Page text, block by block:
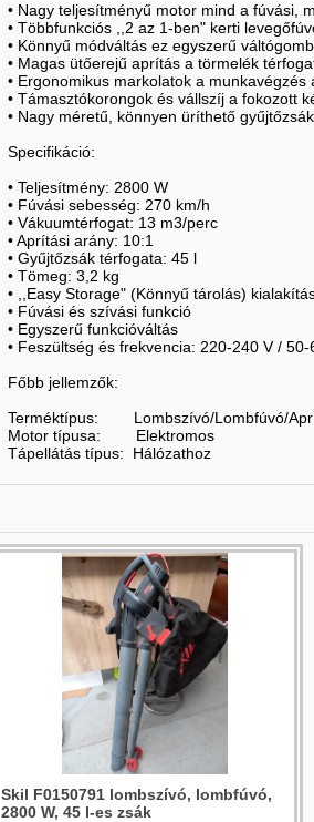
• Nagy teljesítményű motor mind a fúvási,
• Többfunkciós ,,2 az 1-ben" kerti
• Könnyű módváltás ez egyszerű
• Magas ütőerejű aprítás a törmelék
• Ergonomikus markolatok a
• Támasztókorongok és vállszíj a fokozott
• Nagy méretű, könnyen üríthető gyűjtőzsák
Specifikáció:
• Teljesítmény: 2800 W
• Fúvási sebesség: 270 km/h
• Vákuumtérfogat: 13 m3/perc
• Aprítási arány: 10:1
• Gyűjtőzsák térfogata: 45 l
• Tömeg: 3,2 kg
• ,,Easy Storage" (Könnyű tárolás)
• Fúvási és szívási funkció
• Egyszerű funkcióváltás
• Feszültség és frekvencia: 220-240 V / 50-
Főbb jellemzők:
Terméktípus: Lombszívó/Lombfúvó/
Motor típusa: Elektromos
Tápellátás típus: Hálózathoz
Skil F0150791 lombszívó, lombfúvó,
2800 W, 45 l-es zsák